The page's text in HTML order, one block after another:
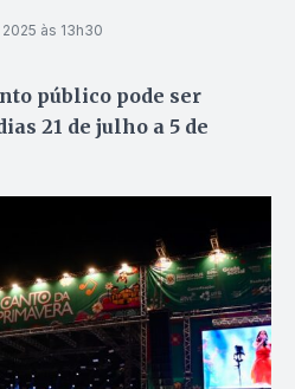
2025 às 13h30
público pode ser
21 de julho a 5 de